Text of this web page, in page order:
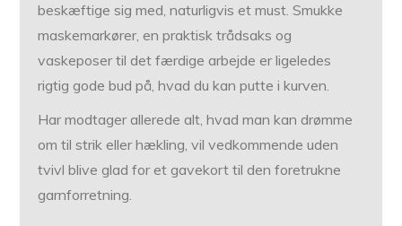
beskæftige sig med, naturligvis et must. Smukke
maskemarkører, en praktisk trådsaks og
vaskeposer til det færdige arbejde er ligeledes
rigtig gode bud på, hvad du kan putte i kurven.
Har modtager allerede alt, hvad man kan drømme
om til strik eller hækling, vil vedkommende uden
tvivl blive glad for et gavekort til den foretrukne
garnforretning.